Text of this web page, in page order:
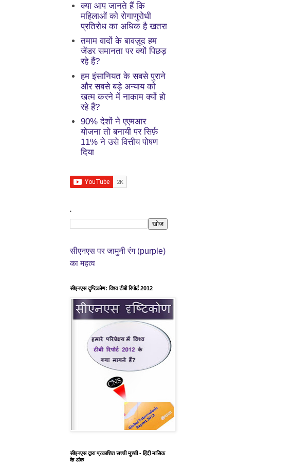
क्या आप जानते हैं कि
महिलाओं को रोगाणुरोधी
प्रतिरोध का अधिक है खतरा
तमाम वादों के बावज़ूद हम
जेंडर समानता पर क्यों पिछड़
रहे हैं?
हम इंसानियत के सबसे पुराने
और सबसे बड़े अन्याय को
खत्म करने में नाकाम क्यों हो
रहे हैं?
90% देशों ने एएमआर
योजना तो बनायी पर सिर्फ़
11% ने उसे वित्तीय पोषण
दिया
.
सीएनएस पर जामुनी रंग (purple)
का महत्व
सीएनएस दृष्टिकोण: विश्व टीबी रिपोर्ट 2012
सीएनएस द्वारा प्रकाशित सच्ची मुच्ची - हिंदी मासिक
के अंक